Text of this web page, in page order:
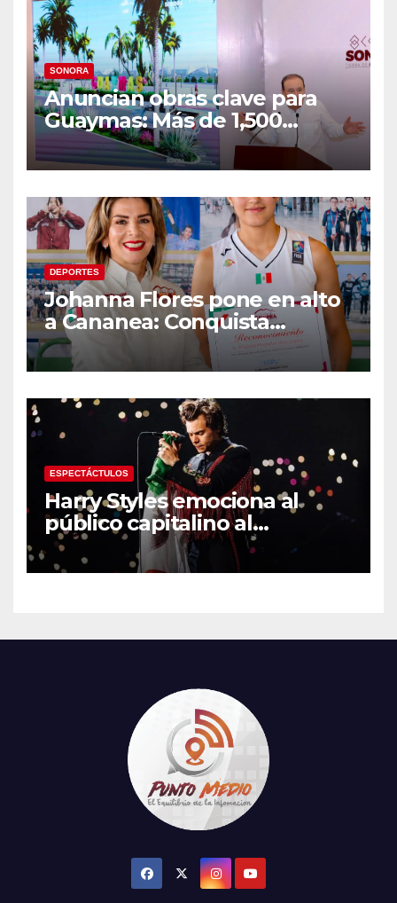
SONORA
Anuncian obras clave para
Guaymas: Más de 1,500
viviendas, modernización del
malecón y nuevo hospital del
DEPORTES
Johanna Flores pone en alto
a Cananea: Conquista
medalla de plata con la
Selección Mexicana Sub-20
Centroamericanos
ESPECTÁCTULOS
Harry Styles emociona al
público capitalino al
interpretar “Cielito Lindo” en
su tercer concierto en la